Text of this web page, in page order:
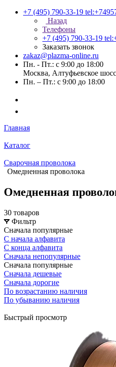
+7 (495) 790-33-19
Назад
Телефоны
+7 (495) 790-33-19
Заказать звонок
zakaz@plazma-online.ru
Пн. - Пт.: с 9:00 до 18:00
Москва, Алтуфьевское
Пн. – Пт.: с 9:00 до 18:00
Главная
Каталог
Сварочная проволока
Омедненная проволока
Омедненная
30 товаров
Фильтр
Сначала популярные
С начала алфавита
С конца алфавита
Сначала непопулярные
Сначала популярные
Сначала дешевые
Сначала дорогие
По возрастанию наличия
По убыванию наличия
Быстрый просмотр